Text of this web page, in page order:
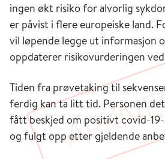
ingen økt risiko for alvorlig
er påvist i flere europeiske land.
vil løpende legge ut informasjon
oppdaterer risikovurderingen
Tiden fra prøvetaking til
ferdig kan ta litt tid. Personen
fått beskjed om positivt covid-
og fulgt opp etter gjeldende